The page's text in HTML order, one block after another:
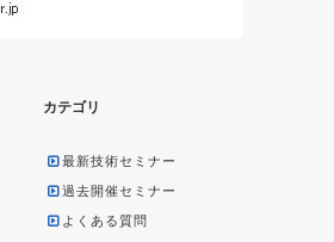
カテゴリ
最新技術セミナー
過去開催セミナー
よくある質問